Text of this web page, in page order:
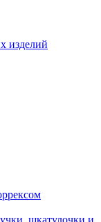
изделий
шкатулочки и